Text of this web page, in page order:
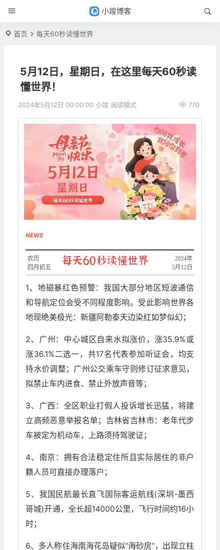
小竣博客
首页 每天60秒读懂世界
5月12日，星期日，在这里每天60秒读
懂世界！
2024年5月12日 00:00:00 小竣 770
阅读模式
NEWS
2024年
5月12日
农历
四月初五
1、地磁暴红色预警：我国大部分地区短波通信
和导航定位会受不同程度影响。受此影响世界各
地现绝美极光：新疆阿勒泰天边染红如梦似幻；
2、广州：中心城区自来水拟涨价，涨35.9%或
涨36.1%二选一，共17名代表参加听证会，均支
持水价调整；广州公交乘车守则修订征求意见，
拟禁止车内进食、禁止外放声音等；
3、广西：全区职业打假人投诉增长迅猛，将建
立高频恶意举报名单；吉林省吉林市：老年代步
车被定为机动车，上路须持驾驶证；
4、南京：拥有合法稳定住所且实际居住的非户
籍人员可直接办理落户；
5、我国民航最长直飞国际客运航线(深圳-墨西
哥城)开通，全长超14000公里，飞行时间约16小
时；
6、多人称住海南海花岛疑似"海砂房"，出现立柱